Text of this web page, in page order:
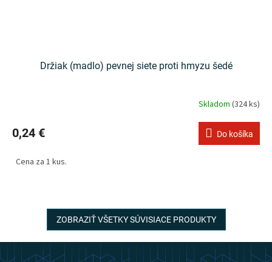
Držiak (madlo) pevnej siete proti hmyzu šedé
Skladom (324 ks)
0,24 € Do košíka
Cena za 1 kus.
ZOBRAZIŤ VŠETKY SÚVISIACE PRODUKTY
Z